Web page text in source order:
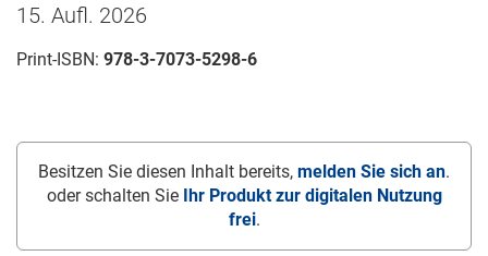
15. Aufl. 2026
Print-ISBN: 978-3-7073-5298-6
Besitzen Sie diesen Inhalt bereits, melden Sie sich an.
oder schalten Sie
Ihr Produkt zur digitalen Nutzung
frei.